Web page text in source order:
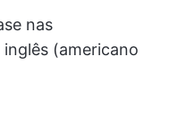
nas
(americano